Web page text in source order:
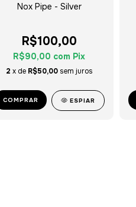
Nox Pipe - Silver
R$100,00
R$90,00 com Pix
2 x de R$50,00 sem juros
COMPRAR ESPIAR